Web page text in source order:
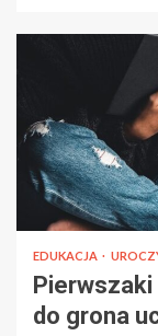
EDUKACJA
Pierwszaki
do grona